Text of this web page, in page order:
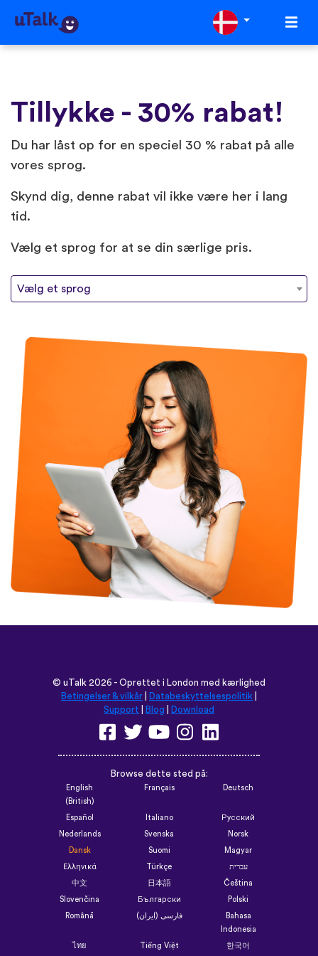
Tillykke - 30% rabat!
Du har låst op for en speciel 30 % rabat på alle
vores sprog.️
Skynd dig, denne rabat vil ikke være her i lang
tid.
Vælg et sprog for at se din særlige pris.
Vælg et sprog
© uTalk 2026 - Oprettet i London med kærlighed
Betingelser & vilkår
Databeskyttelsespolitik
Support
Blog Download
Browse dette sted på:
English
(British)
Français Deutsch
Español Italiano Русский
Nederlands Svenska Norsk
Dansk Suomi Magyar
Ελληνικά Türkçe עברית
中文 日本語 Čeština
Slovenčina Български Polski
Română فارسی (ایران)
Bahasa
Indonesia
ไทย Tiếng Việt 한국어